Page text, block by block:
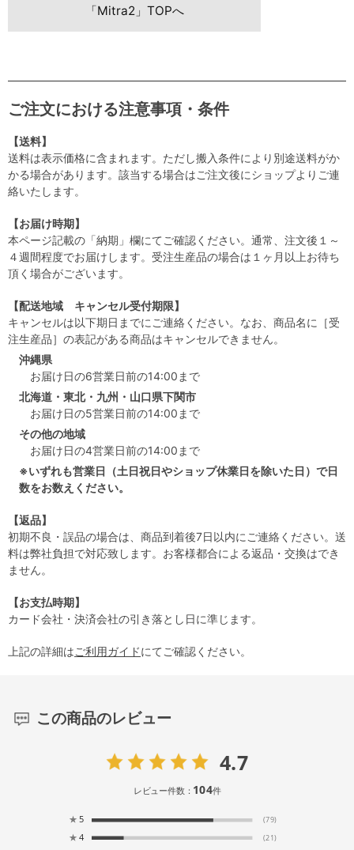
「Mitra2」TOPへ
ご注文における注意事項・条件
【送料】
送料は表示価格に含まれます。ただし搬入条件により別途送料がか
かる場合があります。該当する場合はご注文後にショップよりご連
絡いたします。
【お届け時期】
本ページ記載の「納期」欄にてご確認ください。通常、注文後１～
４週間程度でお届けします。受注生産品の場合は１ヶ月以上お待ち
頂く場合がございます。
【配送地域 キャンセル受付期限】
キャンセルは以下期日までにご連絡ください。なお、商品名に［受
注生産品］の表記がある商品はキャンセルできません。
沖縄県
お届け日の6営業日前の14:00まで
北海道・東北・九州・山口県下関市
お届け日の5営業日前の14:00まで
その他の地域
お届け日の4営業日前の14:00まで
※いずれも営業日（土日祝日やショップ休業日を除いた日）で日
数をお数えください。
【返品】
初期不良・誤品の場合は、商品到着後7日以内にご連絡ください。送
料は弊社負担で対応致します。お客様都合による返品・交換はでき
ません。
【お支払時期】
カード会社・決済会社の引き落とし日に準じます。
上記の詳細はご利用ガイドにてご確認ください。
この商品のレビュー
4.7
レビュー件数： 104件
★ 5 (79)
★ 4 (21)